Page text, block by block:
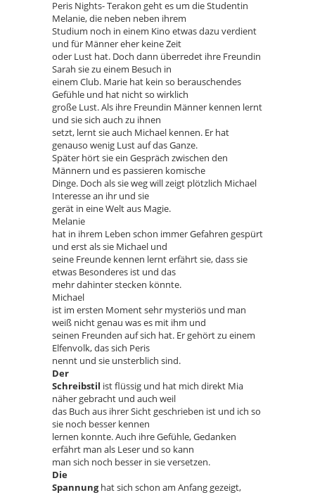
Peris Nights- Terakon geht es um die Studentin
Melanie, die neben neben ihrem
Studium noch in einem Kino etwas dazu verdient
und für Männer eher keine Zeit
oder Lust hat. Doch dann überredet ihre Freundin
Sarah sie zu einem Besuch in
einem Club. Marie hat kein so berauschendes
Gefühle und hat nicht so wirklich
große Lust. Als ihre Freundin Männer kennen lernt
und sie sich auch zu ihnen
setzt, lernt sie auch Michael kennen. Er hat
genauso wenig Lust auf das Ganze.
Später hört sie ein Gespräch zwischen den
Männern und es passieren komische
Dinge. Doch als sie weg will zeigt plötzlich Michael
Interesse an ihr und sie
gerät in eine Welt aus Magie.
Melanie
hat in ihrem Leben schon immer Gefahren gespürt
und erst als sie Michael und
seine Freunde kennen lernt erfährt sie, dass sie
etwas Besonderes ist und das
mehr dahinter stecken könnte.
Michael
ist im ersten Moment sehr mysteriös und man
weiß nicht genau was es mit ihm und
seinen Freunden auf sich hat. Er gehört zu einem
Elfenvolk, das sich Peris
nennt und sie unsterblich sind.
Der
Schreibstil ist flüssig und hat mich direkt Mia
näher gebracht und auch weil
das Buch aus ihrer Sicht geschrieben ist und ich so
sie noch besser kennen
lernen konnte. Auch ihre Gefühle, Gedanken
erfährt man als Leser und so kann
man sich noch besser in sie versetzen.
Die
Spannunghat sich schon am Anfang gezeigt,